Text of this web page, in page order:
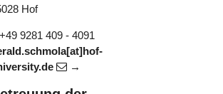
Hof
9281 409 - 4091